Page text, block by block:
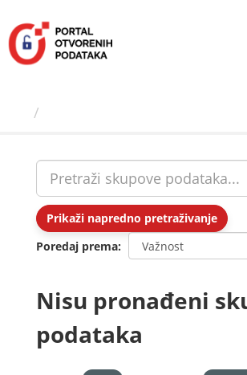
sadržaj
Prikaži napredno pretraživanje
Poredaj prema
Nisu pronađeni
podataka